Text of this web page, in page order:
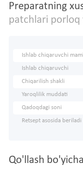
Preparatning
patchlari
Ishlab chiqaruvchi
Ishlab chiqaruvchi
Chiqarilish shakli
Yaroqlilik muddati
Qadoqdagi soni
Retsept asosida beriladi
Qo'llash